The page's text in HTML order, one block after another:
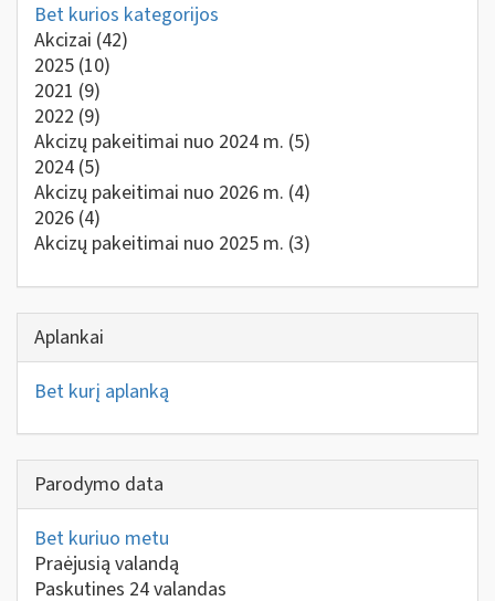
Bet kurios kategorijos
Akcizai (42)
2025 (10)
2021 (9)
2022 (9)
Akcizų pakeitimai nuo 2024 m. (5)
2024 (5)
Akcizų pakeitimai nuo 2026 m. (4)
2026 (4)
Akcizų pakeitimai nuo 2025 m. (3)
Aplankai
Bet kurį aplanką
Parodymo data
Bet kuriuo metu
Praėjusią valandą
Paskutines 24 valandas